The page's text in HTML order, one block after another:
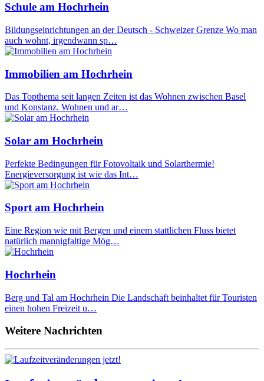
Schule am Hochrhein
Bildungseinrichtungen an der Deutsch - Schweizer Grenze Wo man
auch wohnt, irgendwann sp…
Immobilien am Hochrhein
Das Topthema seit langen Zeiten ist das Wohnen zwischen Basel
und Konstanz. Wohnen und ar…
Solar am Hochrhein
Perfekte Bedingungen für Fotovoltaik und Solarthermie!
Energieversorgung ist wie das Int…
Sport am Hochrhein
Eine Region wie mit Bergen und einem stattlichen Fluss bietet
natürlich mannigfaltige Mög…
Hochrhein
Berg und Tal am Hochrhein Die Landschaft beinhaltet für Touristen
einen hohen Freizeit u…
Weitere Nachrichten